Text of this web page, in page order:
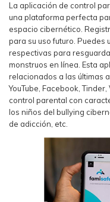
La aplicación de control
una plataforma perfecta
espacio cibernético.
para su uso futuro.
respectivas para
monstruos en línea. Esta
relacionados a las últimas
YouTube, Facebook,
control parental con
los niños del bullying
de adicción, etc.